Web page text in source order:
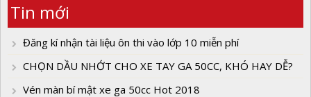
Tin mới
Đăng kí nhận tài liệu ôn thi vào lớp 10 miễn phí
CHỌN DẦU NHỚT CHO XE TAY GA 50CC, KHÓ HAY DỄ?
Vén màn bí mật xe ga 50cc Hot 2018